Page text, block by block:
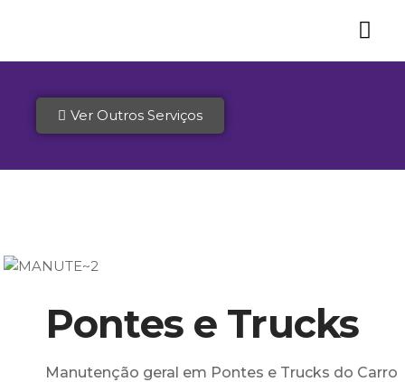
Ver Outros Serviços
Pontes e Trucks
Manutenção geral em Pontes e Trucks do Carro